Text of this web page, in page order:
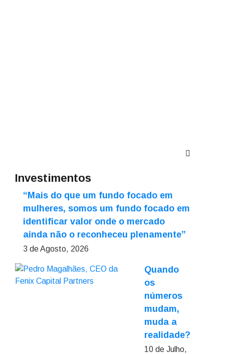
Investimentos
“Mais do que um fundo focado em
mulheres, somos um fundo focado em
identificar valor onde o mercado
ainda não o reconheceu plenamente”
3 de Agosto, 2026
Quando
os
números
mudam,
muda a
realidade?
10 de Julho,